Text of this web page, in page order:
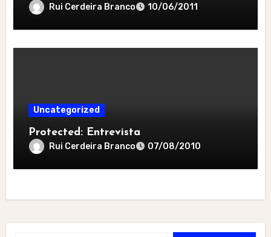
Rui Cerdeira Branco 10/06/2011
Uncategorized
Protected: Entrevista
Rui Cerdeira Branco 07/08/2010